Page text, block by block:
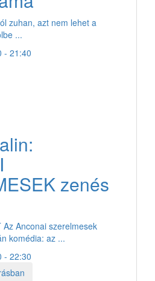
zuhan, azt nem lehet a
...
- 21:40
zenés
Az Anconai szerelmesek
komédia: az ...
- 22:30